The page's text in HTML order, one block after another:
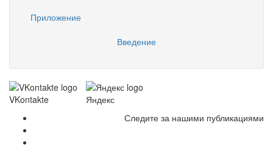
Приложение
Введение
VKontakte
Яндекс
Следите за нашими публикациями